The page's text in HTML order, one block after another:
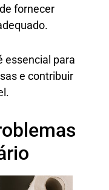
fornecer
essencial para
e contribuir